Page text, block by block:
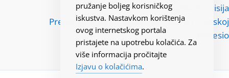
Europska komisija
Predstavništvo Europske komisije u Hrvatskoj
Kohesio
pružanje boljeg korisničkog
iskustva. Nastavkom korištenja
ovog internetskog portala
pristajete na upotrebu kolačića. Za
više informacija pročitajte
Izjavu o kolačićima.